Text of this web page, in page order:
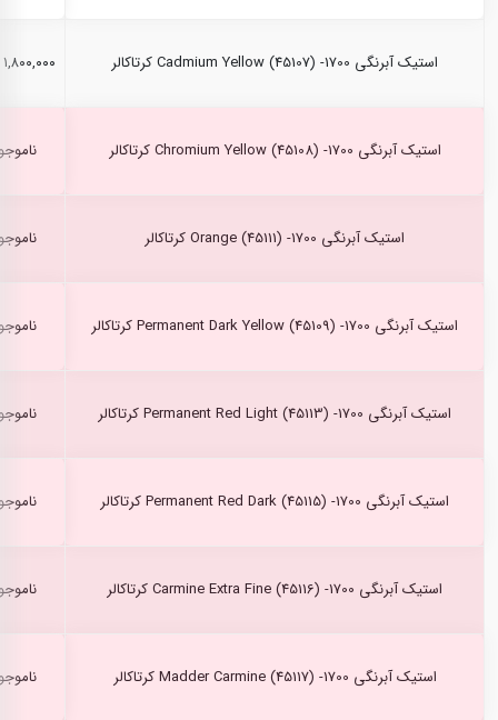
استیک آبرنگی Cadmium Yellow (45107) -1700 کرتاکالر ۱,۸۰۰,۰۰۰ ریال
استیک آبرنگی Chromium Yellow (45108) -1700 کرتاکالر
استیک آبرنگی Orange (45111) -1700 کرتاکالر
استیک آبرنگی Permanent Dark Yellow (45109) -1700 کرتاکالر
استیک آبرنگی Permanent Red Light (45113) -1700 کرتاکالر
استیک آبرنگی Permanent Red Dark (45115) -1700 کرتاکالر
استیک آبرنگی Carmine Extra Fine (45116) -1700 کرتاکالر
استیک آبرنگی Madder Carmine (45117) -1700 کرتاکالر